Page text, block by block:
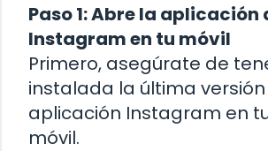
Paso 1: Abre la aplicación
Instagram en tu móvil
Primero, asegúrate de
instalada la última
aplicación Instagram en
móvil.